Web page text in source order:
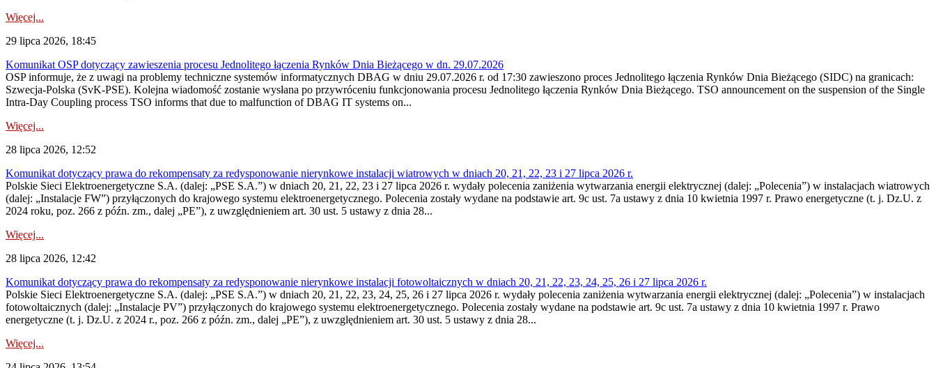
Więcej...
29 lipca 2026, 18:45
Komunikat OSP dotyczący zawieszenia procesu Jednolitego łączenia Rynków Dnia Bieżącego w dn. 29.07.2026
OSP informuje, że z uwagi na problemy techniczne systemów informatycznych DBAG w dniu 29.07.2026 r. od 17:30 zawieszono proces Jednolitego łączenia Rynków Dnia Bieżącego (SIDC) na granicach:
Szwecja-Polska (SvK-PSE). Kolejna wiadomość zostanie wysłana po przywróceniu funkcjonowania procesu Jednolitego łączenia Rynków Dnia Bieżącego. TSO announcement on the suspension of the Single
Intra-Day Coupling process TSO informs that due to malfunction of DBAG IT systems on...
Więcej...
28 lipca 2026, 12:52
Komunikat dotyczący prawa do rekompensaty za redysponowanie nierynkowe instalacji wiatrowych w dniach 20, 21, 22, 23 i 27 lipca 2026 r.
Polskie Sieci Elektroenergetyczne S.A. (dalej: „PSE S.A.”) w dniach 20, 21, 22, 23 i 27 lipca 2026 r. wydały polecenia zaniżenia wytwarzania energii elektrycznej (dalej: „Polecenia”) w instalacjach wiatrowych
(dalej: „Instalacje FW”) przyłączonych do krajowego systemu elektroenergetycznego. Polecenia zostały wydane na podstawie art. 9c ust. 7a ustawy z dnia 10 kwietnia 1997 r. Prawo energetyczne (t. j. Dz.U. z
2024 roku, poz. 266 z późn. zm., dalej „PE”), z uwzględnieniem art. 30 ust. 5 ustawy z dnia 28...
Więcej...
28 lipca 2026, 12:42
Komunikat dotyczący prawa do rekompensaty za redysponowanie nierynkowe instalacji fotowoltaicznych w dniach 20, 21, 22, 23, 24, 25, 26 i 27 lipca 2026 r.
Polskie Sieci Elektroenergetyczne S.A. (dalej: „PSE S.A.”) w dniach 20, 21, 22, 23, 24, 25, 26 i 27 lipca 2026 r. wydały polecenia zaniżenia wytwarzania energii elektrycznej (dalej: „Polecenia”) w instalacjach
fotowoltaicznych (dalej: „Instalacje PV”) przyłączonych do krajowego systemu elektroenergetycznego. Polecenia zostały wydane na podstawie art. 9c ust. 7a ustawy z dnia 10 kwietnia 1997 r. Prawo
energetyczne (t. j. Dz.U. z 2024 r., poz. 266 z późn. zm., dalej „PE”), z uwzględnieniem art. 30 ust. 5 ustawy z dnia 28...
Więcej...